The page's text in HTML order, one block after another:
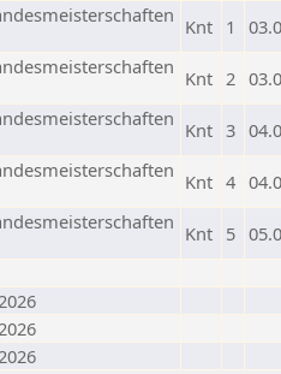
Knt 1
Knt 2
Knt 3
Knt 4
Knt 5